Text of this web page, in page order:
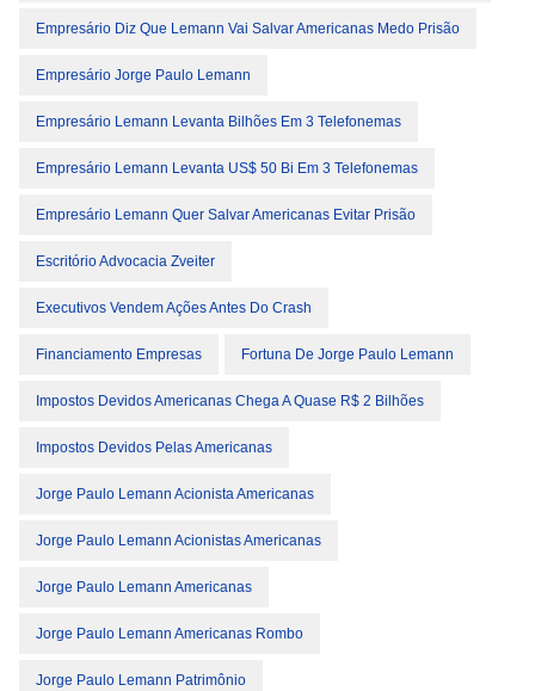
Empresário Diz Que Lemann Vai Salvar Americanas Medo Prisão
Empresário Jorge Paulo Lemann
Empresário Lemann Levanta Bilhões Em 3 Telefonemas
Empresário Lemann Levanta US$ 50 Bi Em 3 Telefonemas
Empresário Lemann Quer Salvar Americanas Evitar Prisão
Escritório Advocacia Zveiter
Executivos Vendem Ações Antes Do Crash
Financiamento Empresas Fortuna De Jorge Paulo Lemann
Impostos Devidos Americanas Chega A Quase R$ 2 Bilhões
Impostos Devidos Pelas Americanas
Jorge Paulo Lemann Acionista Americanas
Jorge Paulo Lemann Acionistas Americanas
Jorge Paulo Lemann Americanas
Jorge Paulo Lemann Americanas Rombo
Jorge Paulo Lemann Patrimônio